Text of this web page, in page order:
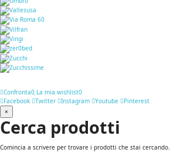
Confronta0 La mia wishlist0
Facebook
Twitter Instagram Youtube
Pinterest
×
Cerca prodotti
Comincia a scrivere per trovare i prodotti che stai cercando.